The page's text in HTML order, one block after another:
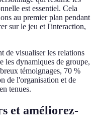
est essentiel. Cela
au premier plan pendant
sur le jeu et l'interaction,
de visualiser les relations
les dynamiques de groupe,
témoignages, 70 %
de l'organisation et de
tenues.
et améliorez-